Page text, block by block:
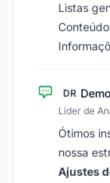
Listas
DR
Líder de
Ótimos
nossa
Ajustes